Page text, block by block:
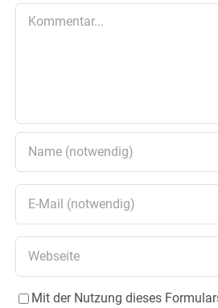
Mit der Nutzung dieses